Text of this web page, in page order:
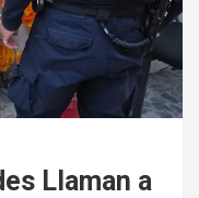
Llaman a